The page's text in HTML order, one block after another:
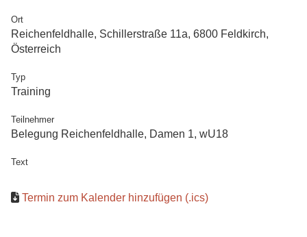
Ort
Reichenfeldhalle, Schillerstraße 11a, 6800 Feldkirch,
Österreich
Typ
Training
Teilnehmer
Belegung Reichenfeldhalle, Damen 1, wU18
Text
Termin zum Kalender hinzufügen (.ics)